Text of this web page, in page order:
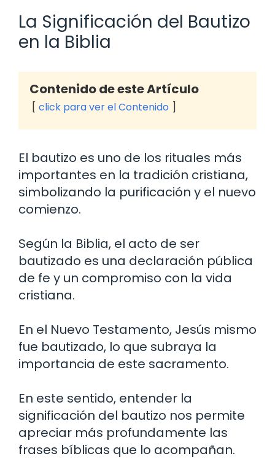
La Significación del Bautizo
en la Biblia
Contenido de este Artículo
click para ver el Contenido
El bautizo es uno de los rituales más
importantes en la tradición cristiana,
simbolizando la purificación y el nuevo
comienzo.
Según la Biblia, el acto de ser
bautizado es una declaración pública
de fe y un compromiso con la vida
cristiana.
En el Nuevo Testamento, Jesús mismo
fue bautizado, lo que subraya la
importancia de este sacramento.
En este sentido, entender la
significación del bautizo nos permite
apreciar más profundamente las
frases bíblicas que lo acompañan.